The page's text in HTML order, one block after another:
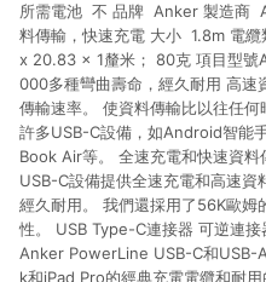
所需電池 ‎ 不 品牌 ‎ Anker 製造商
料傳輸，快速充電 大小 ‎ 1.8m 電
x 20.83 x 1釐米； 80克 項目型號
000多種彎曲壽命，經久耐用 高
傳輸速率。 使資料傳輸比以往任
許多USB-C設備，如Android智能
Book Air等。 全速充電和快速資
USB-C設備提供全速充電和高速資
經久耐用。 我們還採用了56K歐姆
性。 USB Type-C連接器 可逆連接
Anker PowerLine USB-C和USB-
k和iPad Pro的經典充電電纜和耐